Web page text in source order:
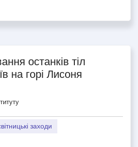
останків тіл
на горі Лисоня
заходи